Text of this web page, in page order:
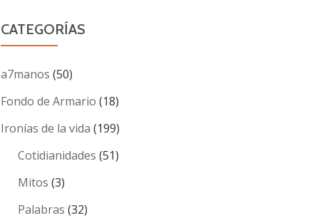
CATEGORÍAS
a7manos (50)
Fondo de Armario (18)
Ironías de la vida (199)
Cotidianidades (51)
Mitos (3)
Palabras (32)